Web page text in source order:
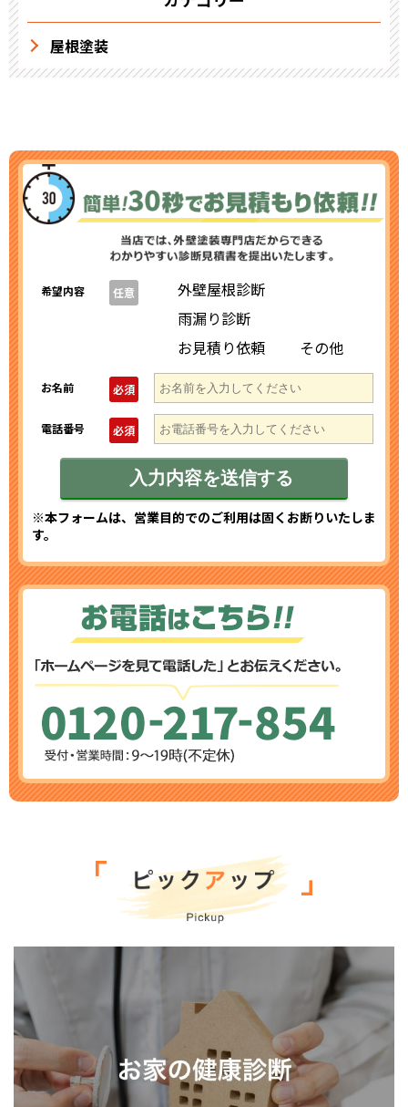
屋根塗装
希望内容 任意
外壁屋根診断
雨漏り診断
お見積り依頼
その他
お名前 必須
電話番号 必須
※本フォームは、営業目的でのご利用は固くお断りいたしま
す。